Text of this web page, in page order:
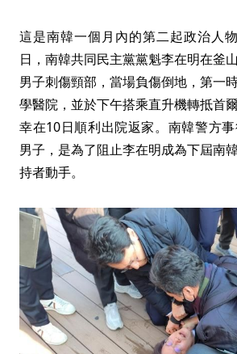
這是南韓一個月內的第二起政治人
日，南韓共同民主黨黨魁李在明在釜
男子刺傷頸部，當場負傷倒地，第一
學醫院，並於下午搭乘直升機轉抵首
幸在10日順利出院返家。南韓警方
男子，是為了阻止李在明成為下屆南
持者動手。